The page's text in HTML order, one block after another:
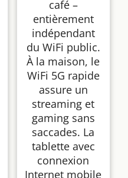
café –
entièrement
indépendant
du WiFi public.
À la maison, le
WiFi 5G rapide
assure un
streaming et
gaming sans
saccades. La
tablette avec
connexion
Internet mobile